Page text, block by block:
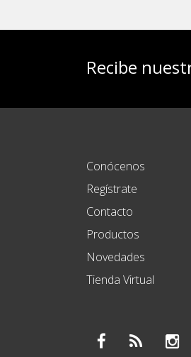
Recibe
Conócenos
Regístrate
Contacto
Productos
Novedades
Tienda Virtual